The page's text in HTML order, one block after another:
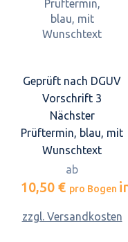
Geprüft nach DGUV
Vorschrift 3
Nächster
Prüftermin, blau, mit
Wunschtext
ab
10,50 € pro Bogen
zzgl. Versandkosten